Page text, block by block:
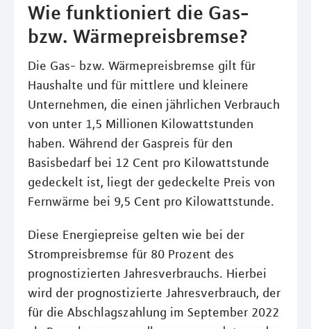
Wie funktioniert die Gas-
bzw. Wärmepreisbremse?
Die Gas- bzw. Wärmepreisbremse gilt für
Haushalte und für mittlere und kleinere
Unternehmen, die einen jährlichen Verbrauch
von unter 1,5 Millionen Kilowattstunden
haben. Während der Gaspreis für den
Basisbedarf bei 12 Cent pro Kilowattstunde
gedeckelt ist, liegt der gedeckelte Preis von
Fernwärme bei 9,5 Cent pro Kilowattstunde.
Diese Energiepreise gelten wie bei der
Strompreisbremse für 80 Prozent des
prognostizierten Jahresverbrauchs. Hierbei
wird der prognostizierte Jahresverbrauch, der
für die Abschlagszahlung im September 2022